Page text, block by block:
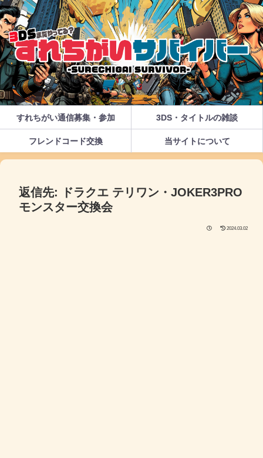
すれちがい通信募集・参加 3DS・タイトルの雑談
フレンドコード交換 当サイトについて
返信先: ドラクエ テリワン・JOKER3PRO
モンスター交換会
2024.03.02